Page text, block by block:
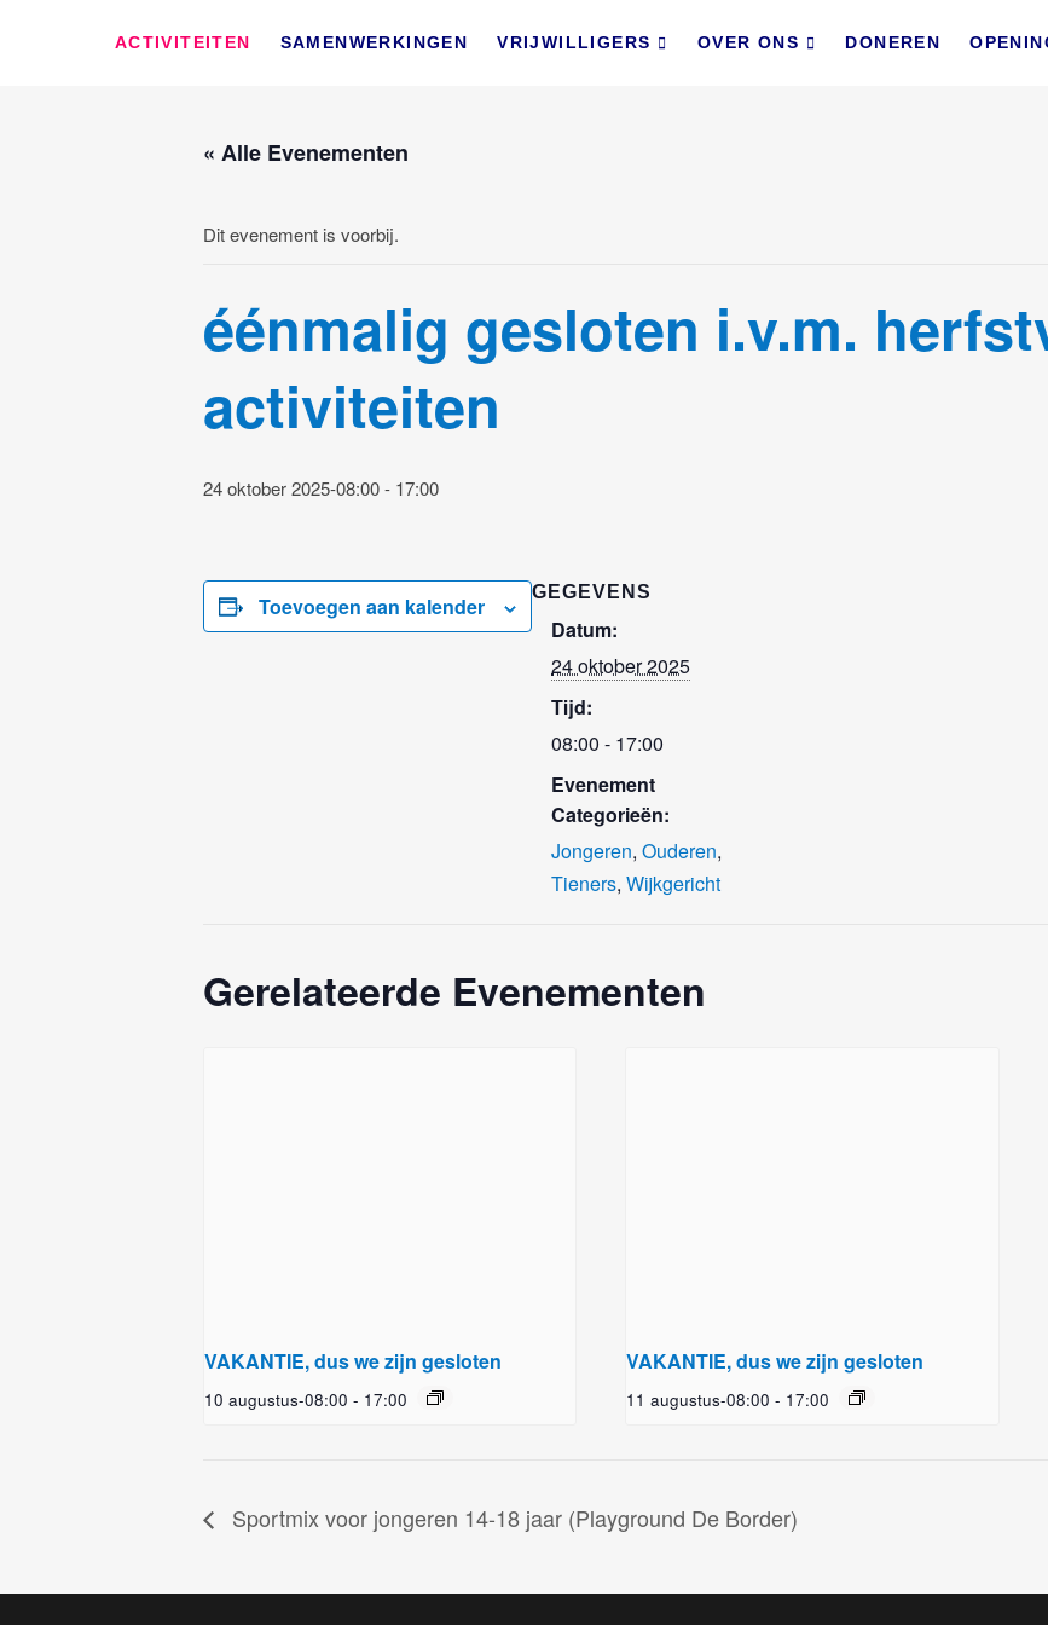
SWD – Stichting Welbevinden Delft
WIJ ZETTEN ONS IN VOOR HET WELZIJN EN VERBINDEN VAN JONG EN OUD
ACTIVITEITEN SAMENWERKINGEN VRIJWILLIGERS OVER ONS DONEREN
« Alle Evenementen
Dit evenement is voorbij.
éénmalig gesloten i.v.m.
activiteiten
24 oktober 2025-08:00- 17:00
Toevoegen aan kalender
GEGEVENS
Datum:
24 oktober 2025
Tijd:
08:00 - 17:00
Evenement
Categorieën:
Jongeren, Ouderen,
Tieners, Wijkgericht
Gerelateerde Evenementen
VAKANTIE, dus we zijn gesloten
10 augustus-08:00 - 17:00
VAKANTIE, dus we zijn gesloten
11 augustus-08:00 - 17:00
Sportmix voor jongeren 14-18 jaar (Playground De Border)